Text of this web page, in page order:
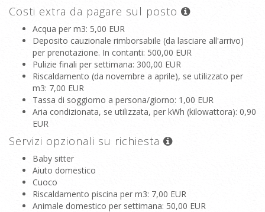
Costi extra da pagare sul posto
Acqua per m3: 5,00 EUR
Deposito cauzionale rimborsabile (da lasciare all'arrivo)
per prenotazione. In contanti: 500,00 EUR
Pulizie finali per settimana: 300,00 EUR
Riscaldamento (da novembre a aprile), se utilizzato per
m3: 7,00 EUR
Tassa di soggiorno a persona/giorno: 1,00 EUR
Aria condizionata, se utilizzata, per kWh (kilowattora): 0,90
EUR
Servizi opzionali su richiesta
Baby sitter
Aiuto domestico
Cuoco
Riscaldamento piscina per m3: 7,00 EUR
Animale domestico per settimana: 50,00 EUR